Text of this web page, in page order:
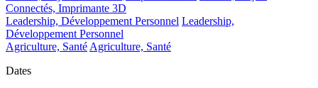
Connectés, Imprimante 3D
Leadership, Développement Personnel Leadership,
Développement Personnel
Agriculture, SantéAgriculture, Santé
Dates